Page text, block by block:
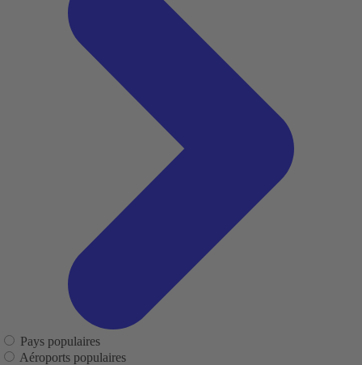
Pays populaires
Aéroports populaires